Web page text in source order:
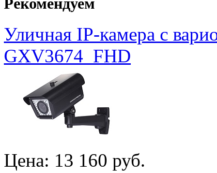
Уличная IP-камера с
GXV3674_FHD
Цена: 13 160 руб.